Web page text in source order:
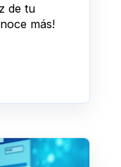
de tu
más!